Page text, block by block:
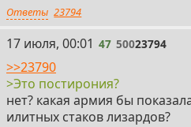
Ответы 23794
47
17 июля, 00:01 47 50023794
>>23790
>Это постирония?
нет? какая армия бы
илитных стаков лизардов?